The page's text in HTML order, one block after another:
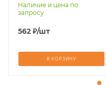
Наличие и цена по
запросу
562 ₽/шт
В КОРЗИНУ